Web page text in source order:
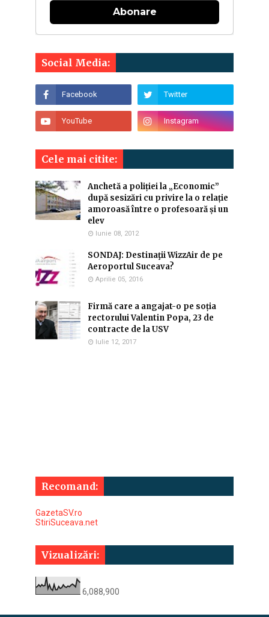
Abonare
Social Media:
Cele mai citite:
Anchetă a poliției la „Economic”
după sesizări cu privire la o relație
amoroasă între o profesoară și un
elev
Iunie 08, 2012
SONDAJ: Destinaţii WizzAir de pe
Aeroportul Suceava?
Aprilie 05, 2016
Firmă care a angajat-o pe soția
rectorului Valentin Popa, 23 de
contracte de la USV
Iulie 12, 2017
Recomand:
GazetaSV.ro
StiriSuceava.net
Vizualizări:
6,088,900